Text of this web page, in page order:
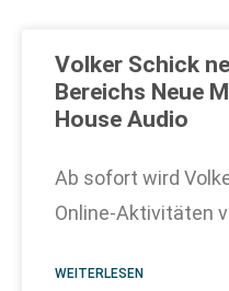
Volker Schick
Bereichs Neue
House Audio
Ab sofort wird
Online-Aktivitäten
WEITERLESEN